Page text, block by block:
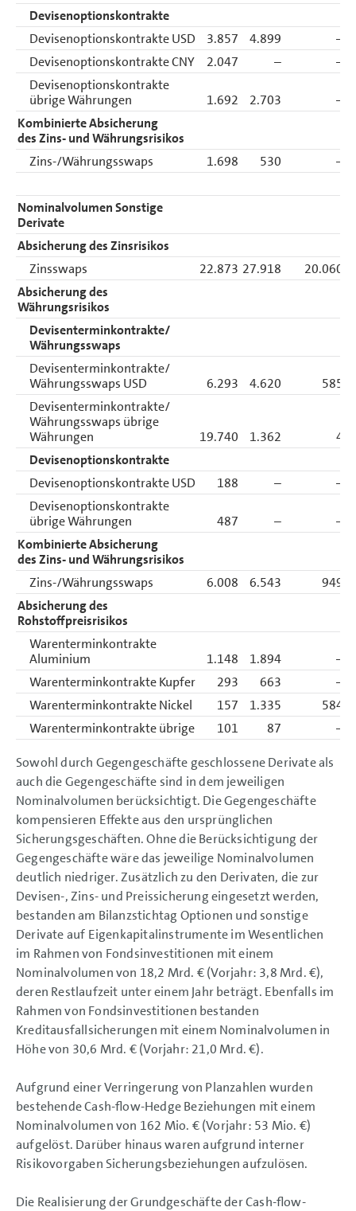
Devisenoptionskontrakte
Devisenoptionskontrakte USD
3.857 4.899
–
Devisenoptionskontrakte CNY
2.047 –
–
Devisenoptionskontrakte
übrige Währungen
1.692 2.703
–
Kombinierte Absicherung
des Zins- und Währungsrisikos
Zins-/Währungsswaps
1.698 530 –
Nominalvolumen Sonstige
Derivate
Absicherung des Zinsrisikos
Zinsswaps
22.873 27.918
20.060
Absicherung des
Währungsrisikos
Devisenterminkontrakte/
Währungsswaps
Devisenterminkontrakte/
Währungsswaps USD
6.293 4.620
585
Devisenterminkontrakte/
Währungsswaps übrige
Währungen
19.740 1.362
4
Devisenoptionskontrakte
Devisenoptionskontrakte USD
188 –
–
Devisenoptionskontrakte
übrige Währungen
487 –
–
Kombinierte Absicherung
des Zins- und Währungsrisikos
Zins-/Währungsswaps
6.008 6.543
949
Absicherung des
Rohstoffpreisrisikos
Warenterminkontrakte
Aluminium
1.148 1.894
–
Warenterminkontrakte Kupfer
293 663
–
Warenterminkontrakte Nickel
157 1.335
584
Warenterminkontrakte übrige
101 87 –
Sowohl durch Gegengeschäfte geschlossene Derivate als
auch die Gegengeschäfte sind in dem jeweiligen
Nominalvolumen berücksichtigt. Die Gegengeschäfte
kompensieren Effekte aus den ursprünglichen
Sicherungsgeschäften. Ohne die Berücksichtigung der
Gegengeschäfte wäre das jeweilige Nominalvolumen
deutlich niedriger. Zusätzlich zu den Derivaten, die zur
Devisen-, Zins- und Preissicherung eingesetzt werden,
bestanden am Bilanzstichtag Optionen und sonstige
Derivate auf Eigenkapitalinstrumente im Wesentlichen
im Rahmen von Fondsinvestitionen mit einem
Nominalvolumen von 18,2 Mrd. €(Vorjahr: 3,8 Mrd. €),
deren Restlaufzeit unter einem Jahr beträgt. Ebenfalls im
Rahmen von Fondsinvestitionen bestanden
Kreditausfallsicherungen mit einem Nominalvolumen in
Höhe von 30,6 Mrd. €(Vorjahr: 21,0 Mrd. €).
Aufgrund einer Verringerung von Planzahlen wurden
bestehende Cash-flow-Hedge Beziehungen mit einem
Nominalvolumen von 162 Mio. €(Vorjahr: 53 Mio. €)
aufgelöst. Darüber hinaus waren aufgrund interner
Risikovorgaben Sicherungsbeziehungen aufzulösen.
Die Realisierung der Grundgeschäfte der Cash-flow-